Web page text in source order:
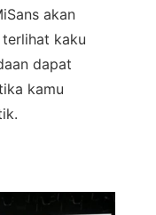
akan
kaku
dapat
kamu